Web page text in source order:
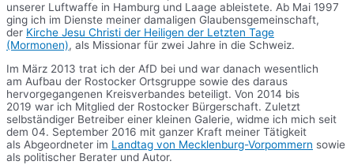
unserer Luftwaffe in Hamburg und Laage ableistete. Ab Mai 1997
ging ich im Dienste meiner damaligen Glaubensgemeinschaft,
der Kirche Jesu Christi der Heiligen der Letzten Tage
(Mormonen), als Missionar für zwei Jahre in die Schweiz.
Im März 2013 trat ich der AfD bei und war danach wesentlich
am Aufbau der Rostocker Ortsgruppe sowie des daraus
hervorgegangenen Kreisverbandes beteiligt. Von 2014 bis
2019 war ich Mitglied der Rostocker Bürgerschaft. Zuletzt
selbständiger Betreiber einer kleinen Galerie, widme ich mich seit
dem 04. September 2016 mit ganzer Kraft meiner Tätigkeit
als Abgeordneter im Landtag von Mecklenburg-Vorpommern sowie
als politischer Berater und Autor.